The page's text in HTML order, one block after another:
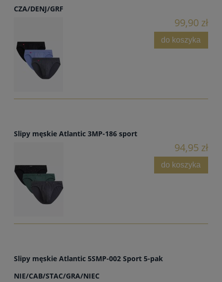
CZA/DENJ/GRF
99,90 zł
do koszyka
Slipy męskie Atlantic 3MP-186 sport
94,95 zł
do koszyka
Slipy męskie Atlantic 5SMP-002 Sport 5-pak
NIE/CAB/STAC/GRA/NIEC